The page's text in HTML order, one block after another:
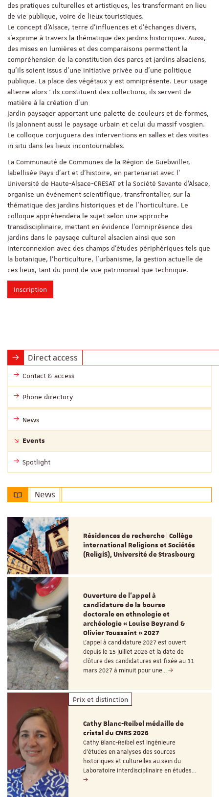
des pratiques culturelles et artistiques, les transformant en lieu
de vie publique, voire de lieux touristiques.
Le concept d’Alsace, terre d’influences et d’échanges divers,
s’exprime à travers la thématique des jardins historiques. Aussi,
des mises en lumières et des comparaisons permettent la
compréhension de la constitution des parcs et jardins alsaciens,
qu’ils soient issus d’une initiative privée ou d’une politique
publique. La place des végétaux y est omniprésente. Leur usage
alterne alors : ils constituent des collections, ils servent de
matière à la création d’un
jardin paysager apportant une palette de couleurs et de formes,
ils jalonnent aussi le paysage urbain et celui du massif vosgien.
Le colloque conjuguera des interventions en salles et des visites
in situ dans les lieux incontournables.
La Communauté de Communes de la Région de Guebwiller,
labellisée Pays d’art et d’histoire, en partenariat avec l’
Université de Haute-Alsace-CRESAT et la Société Savante d’Alsace,
organise un événement scientifique, transfrontalier, sur la
thématique des jardins historiques et de l’horticulture. Le
colloque appréhendera le sujet selon une approche
transdisciplinaire, mettant en évidence l’omniprésence des
jardins dans le paysage culturel alsacien ainsi que son
interconnexion avec des champs d’études périphériques tels que
la botanique, l’horticulture, l’urbanisme, la gestion actuelle de
ces lieux, tant du point de vue patrimonial que technique.
Inscription
Direct access
Contact & access
Phone directory
News
Events
Spotlight
News
Résidences de recherche | Collège
international Religions et Sociétés
(ReligiS), Université de Strasbourg
Ouverture de l'appel à
candidature de la bourse
doctorale en ethnologie et
archéologie « Louise Beyrand &
Olivier Toussaint » 2027
L’appel à candidature 2027 est ouvert
depuis le 15 juillet 2026 et la date de
clôture des candidatures est fixée au 31
mars 2027 à minuit pour une…
Prix et distinction
Cathy Blanc-Reibel médaille de
cristal du CNRS 2026
Cathy Blanc-Reibel est ingénieure
d’études en analyses des sources
historiques et culturelles au sein du
Laboratoire interdisciplinaire en études…